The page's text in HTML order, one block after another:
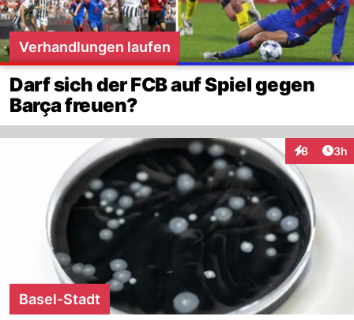
Verhandlungen laufen
Darf sich der FCB auf Spiel gegen
Barça freuen?
8 3h
Basel-Stadt